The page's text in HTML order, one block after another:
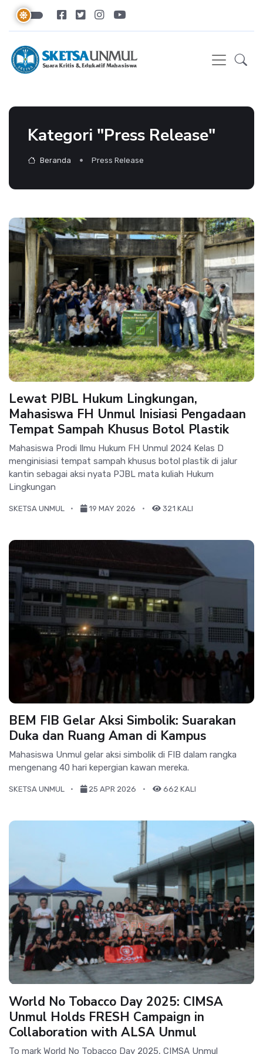
Kategori "Press Release"
Beranda Press Release
Lewat PJBL Hukum Lingkungan,
Mahasiswa FH Unmul Inisiasi Pengadaan
Tempat Sampah Khusus Botol Plastik
Mahasiswa Prodi Ilmu Hukum FH Unmul 2024 Kelas D
menginisiasi tempat sampah khusus botol plastik di jalur
kantin sebagai aksi nyata PJBL mata kuliah Hukum
Lingkungan
SKETSA UNMUL 19 MAY 2026 321 KALI
BEM FIB Gelar Aksi Simbolik: Suarakan
Duka dan Ruang Aman di Kampus
Mahasiswa Unmul gelar aksi simbolik di FIB dalam rangka
mengenang 40 hari kepergian kawan mereka.
SKETSA UNMUL 25 APR 2026 662 KALI
World No Tobacco Day 2025: CIMSA
Unmul Holds FRESH Campaign in
Collaboration with ALSA Unmul
To mark World No Tobacco Day 2025, CIMSA Unmul